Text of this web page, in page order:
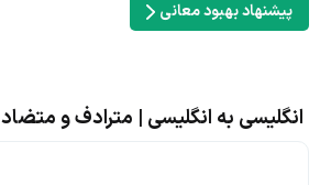
پیشنهاد بهبود معانی
انگلیسی به انگلیسی | مترادف و متضاد with